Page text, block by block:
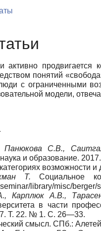
активно продвигается
понятий
с ограниченными
модели,
С.В.,
наука и образование.
возможности и
Т. Социальное
library/misc/
Карплюк А.В.,
в части
Т. 22. № 1. C. 26—33.
смысл. СПб.: